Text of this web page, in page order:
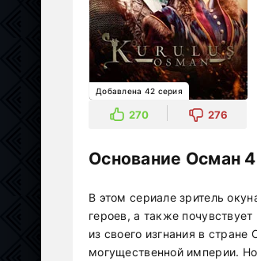
Добавлена 42 серия
270 276
Основание Осман
В этом сериале зритель
героев, а также
из своего изгнания в
могущественной империи.